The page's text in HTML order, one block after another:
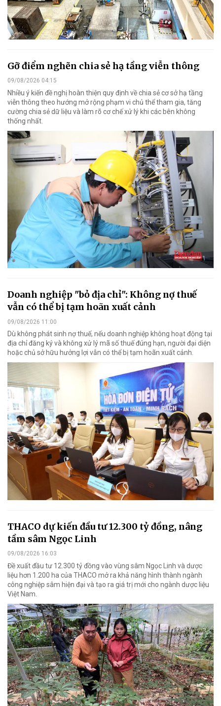
Gỡ điểm nghẽn chia sẻ hạ tầng viễn thông
09/08/2026 04:15
Nhiều ý kiến đề nghị hoàn thiện quy định về chia sẻ cơ sở hạ tầng
viễn thông theo hướng mở rộng phạm vi chủ thể tham gia, tăng
cường chia sẻ dữ liệu và làm rõ cơ chế xử lý khi các bên không
thống nhất.
Doanh nghiệp "bỏ địa chỉ": Không nợ thuế
vẫn có thể bị tạm hoãn xuất cảnh
09/08/2026 11:00
Dù không phát sinh nợ thuế, nếu doanh nghiệp không hoạt động tại
địa chỉ đăng ký và không xử lý mã số thuế đúng hạn, người đại diện
hoặc chủ sở hữu hưởng lợi vẫn có thể bị tạm hoãn xuất cảnh.
THACO dự kiến đầu tư 12.300 tỷ đồng, nâng
tầm sâm Ngọc Linh
09/08/2026 16:03
Đề xuất đầu tư 12.300 tỷ đồng vào vùng sâm Ngọc Linh và dược
liệu hơn 1.200 ha của THACO mở ra khả năng hình thành ngành
công nghiệp sâm hiện đại và tạo ra giá trị mới cho ngành dược liệu
Việt Nam.